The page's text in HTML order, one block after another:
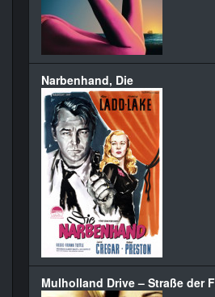
Narbenhand, Die
Mulholland Drive – Straße der